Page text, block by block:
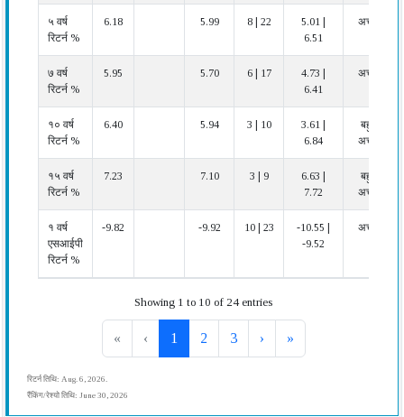
५ वर्ष
रिटर्न %
6.18 5.99 8 | 22
5.01 |
6.51
अच्छा
७ वर्ष
रिटर्न %
5.95 5.70 6 | 17
4.73 |
6.41
अच्छा
१० वर्ष
रिटर्न %
6.40 5.94 3 | 10
3.61 |
6.84
बहुत
अच्छा
१५ वर्ष
रिटर्न %
7.23 7.10 3 | 9
6.63 |
7.72
बहुत
अच्छा
१ वर्ष
एसआईपी
रिटर्न %
-9.82 -9.92 10 | 23
-10.55 |
-9.52
अच्छा
Showing 1 to 10 of 24 entries
« ‹ 1 2 3 › »
रिटर्न तिथि: Aug. 6, 2026.
रैंकिंग/रेश्यो तिथि: June 30, 2026